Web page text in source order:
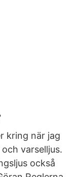
kring när jag
varselljus.
också